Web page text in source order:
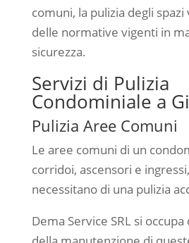
comuni, la pulizia degli
delle normative vigenti in
sicurezza.
Servizi di Pulizia
Condominiale a
Pulizia Aree Comuni
Le aree comuni di un
corridoi, ascensori e
necessitano di una pulizia
Dema Service SRL si